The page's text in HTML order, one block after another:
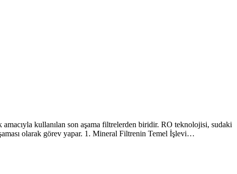
kullanılan son aşama filtrelerden biridir. RO teknolojisi, sudaki
olarak görev yapar. 1. Mineral Filtrenin Temel İşlevi…